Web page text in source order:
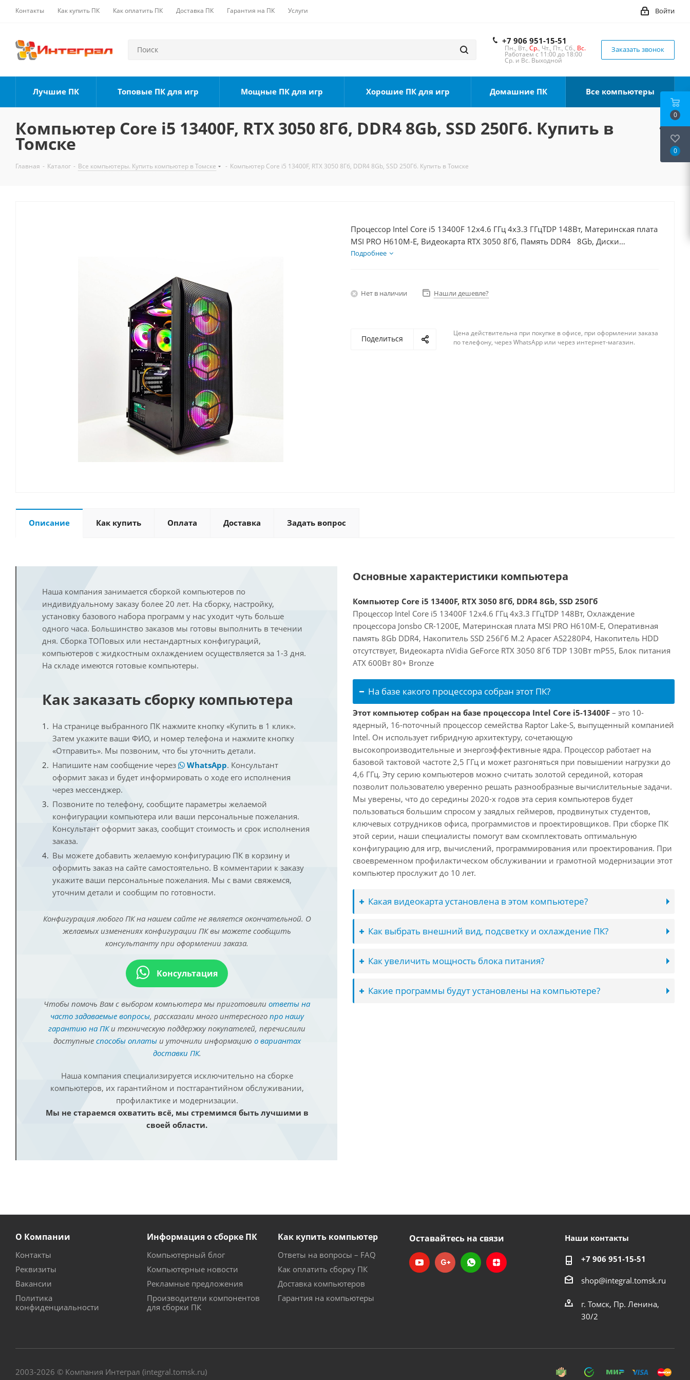
Контакты Как купить ПК Как оплатить ПК Доставка ПК Гарантия на ПК Услуги Войти
+7 906 951-15-51
Пн., Вт., Ср., Чт., Пт., Сб., Вс.
Работаем с 11:00 до 18:00
Ср. и Вс. Выходной
Заказать звонок
Лучшие ПК Топовые ПК для игр Мощные ПК для игр Хорошие ПК для игр Домашние ПК Все компьютеры
Компьютер Core i5 13400F, RTX 3050 8Гб, DDR4 8Gb, SSD 250Гб. Купить в
Томске
Главная - Каталог - Все компьютеры. Купить компьютер в Томске - Компьютер Core i5 13400F, RTX 3050 8Гб, DDR4 8Gb, SSD 250Гб. Купить в Томске
Процессор Intel Core i5 13400F 12x4.6 ГГц 4x3.3 ГГцTDP 148Вт, Материнская плата
MSI PRO H610M-E, Видеокарта RTX 3050 8Гб, Память DDR4 8Gb, Диски
SSD 250Гб, БП 600Вт
Подробнее
Нет в наличии Нашли дешевле?
Поделиться
Цена действительна при покупке в офисе, при оформлении заказа
по телефону, через WhatsApp или через интернет-магазин.
Описание Как купить Оплата Доставка Задать вопрос
Наша компания занимается сборкой компьютеров по
индивидуальному заказу более 20 лет. На сборку, настройку,
установку базового набора программ у нас уходит чуть больше
одного часа. Большинство заказов мы готовы выполнить в течении
дня. Сборка ТОПовых или нестандартных конфигураций,
компьютеров с жидкостным охлаждением осуществляется за 1-3 дня.
На складе имеются готовые компьютеры.
Как заказать сборку компьютера
На странице выбранного ПК нажмите кнопку «Купить в 1 клик».
Затем укажите ваши ФИО, и номер телефона и нажмите кнопку
«Отправить». Мы позвоним, что бы уточнить детали.
Напишите нам сообщение через
WhatsApp. Консультант
оформит заказ и будет информировать о ходе его исполнения
через мессенджер.
Позвоните по телефону, сообщите параметры желаемой
конфигурации компьютера или ваши персональные пожелания.
Консультант оформит заказ, сообщит стоимость и срок исполнения
заказа.
Вы можете добавить желаемую конфигурацию ПК в корзину и
оформить заказ на сайте самостоятельно. В комментарии к заказу
укажите ваши персональные пожелания. Мы с вами свяжемся,
уточним детали и сообщим по готовности.
Конфигурация любого ПК на нашем сайте не является окончательной. О
желаемых изменениях конфигурации ПК вы можете сообщить
консультанту при оформлении заказа.
Консультация
Чтобы помочь Вам с выбором компьютера мы приготовили ответы на
часто задаваемые вопросы, рассказали много интересного про нашу
гарантию на ПКи техническую поддержку покупателей, перечислили
доступные способы оплатыи уточнили информацию о вариантах
доставки ПК.
Наша компания специализируется исключительно на сборке
компьютеров, их гарантийном и постгарантийном обслуживании,
профилактике и модернизации.
Мы не стараемся охватить всё, мы стремимся быть лучшими в
своей области.
Основные характеристики компьютера
Компьютер Core i5 13400F, RTX 3050 8Гб, DDR4 8Gb, SSD 250Гб
Процессор Intel Core i5 13400F 12x4.6 ГГц 4x3.3 ГГцTDP 148Вт, Охлаждение
процессора Jonsbo CR-1200E, Материнская плата MSI PRO H610M-E, Оперативная
память 8Gb DDR4, Накопитель SSD 256Гб M.2 Apacer AS2280P4, Накопитель HDD
отсутствует, Видеокарта nVidia GeForce RTX 3050 8Гб TDP 130Вт mP55, Блок питания
ATX 600Вт 80+ Bronze
На базе какого процессора собран этот ПК?
Этот компьютер собран на базе процессора Intel Core i5-13400F – это 10-
ядерный, 16-поточный процессор семейства Raptor Lake-S, выпущенный компанией
Intel. Он использует гибридную архитектуру, сочетающую
высокопроизводительные и энергоэффективные ядра. Процессор работает на
базовой тактовой частоте 2,5 ГГц и может разгоняться при повышении нагрузки до
4,6 ГГц. Эту серию компьютеров можно считать золотой серединой, которая
позволит пользователю уверенно решать разнообразные вычислительные задачи.
Мы уверены, что до середины 2020-х годов эта серия компьютеров будет
пользоваться большим спросом у заядлых геймеров, продвинутых студентов,
ключевых сотрудников офиса, программистов и проектировщиков. При сборке ПК
этой серии, наши специалисты помогут вам скомплектовать оптимальную
конфигурацию для игр, вычислений, программирования или проектирования. При
своевременном профилактическом обслуживании и грамотной модернизации этот
компьютер прослужит до 10 лет.
Какая видеокарта установлена в этом компьютере?
Как выбрать внешний вид, подсветку и охлаждение ПК?
Как увеличить мощность блока питания?
Какие программы будут установлены на компьютере?
О Компании
Контакты
Реквизиты
Вакансии
Политика
конфиденциальности
Информация о сборке ПК
Компьютерный блог
Компьютерные новости
Рекламные предложения
Производители компонентов
для сборки ПК
Как купить компьютер
Ответы на вопросы – FAQ
Как оплатить сборку ПК
Доставка компьютеров
Гарантия на компьютеры
Оставайтесь на связи Наши контакты
+7 906 951-15-51
shop@integral.tomsk.ru
г. Томск, Пр. Ленина,
30/2
2003-2026 © Компания Интеграл (integral.tomsk.ru)
0
0